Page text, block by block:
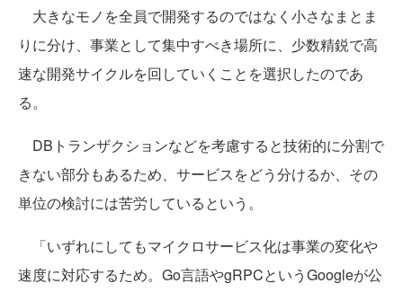
大きなモノを全員で開発するのではなく小さなまとま
りに分け、事業として集中すべき場所に、少数精鋭で高
速な開発サイクルを回していくことを選択したのであ
る。
DBトランザクションなどを考慮すると技術的に分割で
きない部分もあるため、サービスをどう分けるか、その
単位の検討には苦労しているという。
「いずれにしてもマイクロサービス化は事業の変化や
速度に対応するため。Go言語やgRPCというGoogleが公